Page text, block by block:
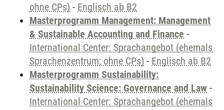
ohne CPs) - Englisch ab B2
Masterprogramm Management: Management
& Sustainable Accounting and Finance -
International Center: Sprachangebot (ehemals
Sprachenzentrum; ohne CPs) - Englisch ab B2
Masterprogramm Sustainability:
Sustainability Science: Governance and Law -
International Center: Sprachangebot (ehemals